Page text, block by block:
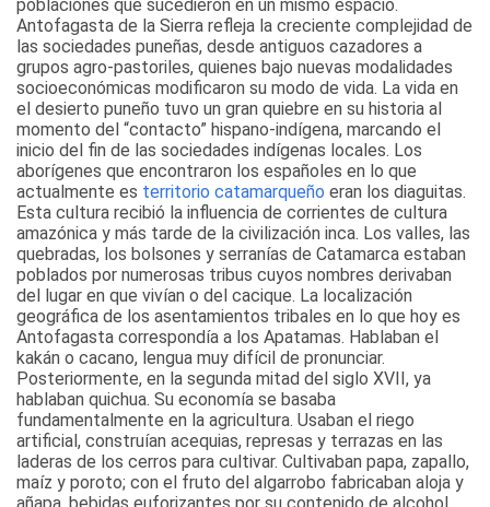
poblaciones que sucedieron en un mismo espacio.
Antofagasta de la Sierra refleja la creciente complejidad de
las sociedades puneñas, desde antiguos cazadores a
grupos agro-pastoriles, quienes bajo nuevas modalidades
socioeconómicas modificaron su modo de vida. La vida en
el desierto puneño tuvo un gran quiebre en su historia al
momento del “contacto” hispano-indígena, marcando el
inicio del fin de las sociedades indígenas locales. Los
aborígenes que encontraron los españoles en lo que
actualmente es territorio catamarqueño eran los diaguitas.
Esta cultura recibió la influencia de corrientes de cultura
amazónica y más tarde de la civilización inca. Los valles, las
quebradas, los bolsones y serranías de Catamarca estaban
poblados por numerosas tribus cuyos nombres derivaban
del lugar en que vivían o del cacique. La localización
geográfica de los asentamientos tribales en lo que hoy es
Antofagasta correspondía a los Apatamas. Hablaban el
kakán o cacano, lengua muy difícil de pronunciar.
Posteriormente, en la segunda mitad del siglo XVII, ya
hablaban quichua. Su economía se basaba
fundamentalmente en la agricultura. Usaban el riego
artificial, construían acequias, represas y terrazas en las
laderas de los cerros para cultivar. Cultivaban papa, zapallo,
maíz y poroto; con el fruto del algarrobo fabricaban aloja y